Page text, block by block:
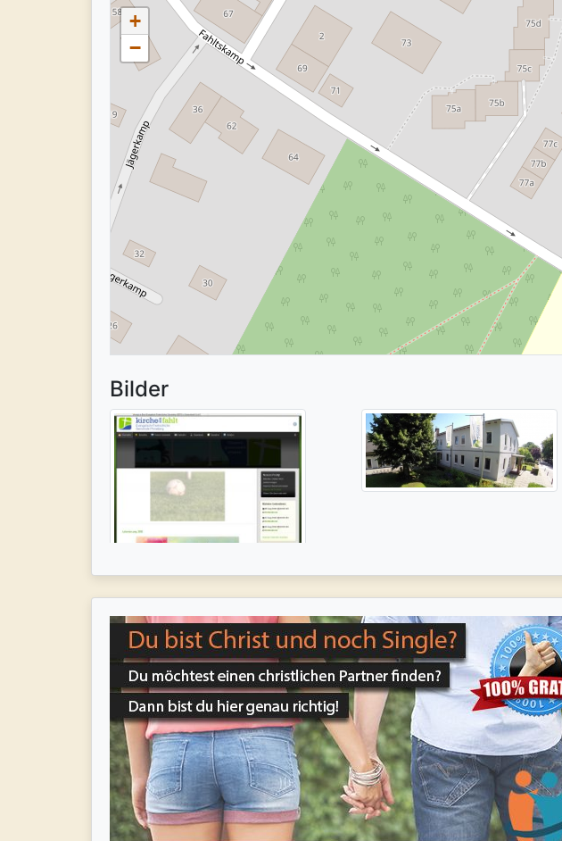
+
−
Bilder